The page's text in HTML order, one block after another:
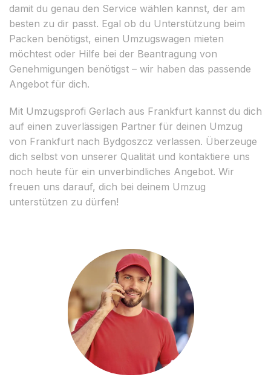
damit du genau den Service wählen kannst, der am
besten zu dir passt. Egal ob du Unterstützung beim
Packen benötigst, einen Umzugswagen mieten
möchtest oder Hilfe bei der Beantragung von
Genehmigungen benötigst – wir haben das passende
Angebot für dich.
Mit Umzugsprofi Gerlach aus Frankfurt kannst du dich
auf einen zuverlässigen Partner für deinen Umzug
von Frankfurt nach Bydgoszcz verlassen. Überzeuge
dich selbst von unserer Qualität und kontaktiere uns
noch heute für ein unverbindliches Angebot. Wir
freuen uns darauf, dich bei deinem Umzug
unterstützen zu dürfen!